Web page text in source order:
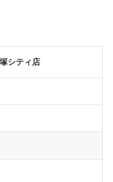
シティ店